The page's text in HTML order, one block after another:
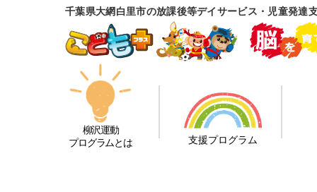
千葉県大網白里市の放課後等デイサービス・児童発
柳沢運動
プログラムとは
支援プログラム